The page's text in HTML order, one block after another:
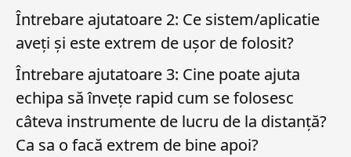
Întrebare ajutatoare 2: Ce sistem/aplicatie
aveți și este extrem de ușor de folosit?
Întrebare ajutatoare 3: Cine poate ajuta
echipa să învețe rapid cum se folosesc
câteva instrumente de lucru de la distanță?
Ca sa o facă extrem de bine apoi?